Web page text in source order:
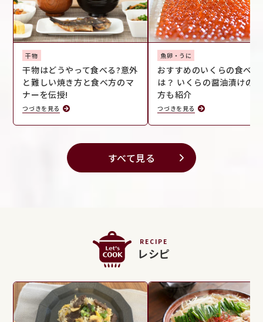
干物
干物はどうやって食べる?意外
と難しい焼き方と食べ方のマ
ナーを伝授!
つづきを見る
魚卵・うに
おすすめのいくらの食べ方
は？ いくらの醤油漬けの
方も紹介
つづきを見る
すべて見る
RECIPE
レシピ